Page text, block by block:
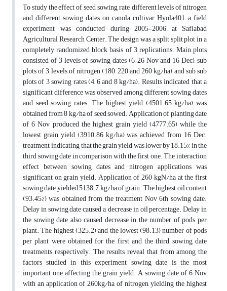
To study the effect of seed sowing rate, different levels of nitrogen
and different sowing dates on canola cultivar Hyola401, a field
experiment was conducted during 2005-2006 at Safiabad
Agricultural Research Center. The design was a split split plot in a
completely randomized block basis of 3 replications. Main plots
consisted of 3 levels of sowing dates (6, 26 Nov and 16 Dec), sub
plots of 3 levels of nitrogen (180, 220 and 260 kg/ha) and sub sub
plots of 3 sowing rates (4, 6 and 8 kg/ha). Results indicated that a
significant difference was observed among different sowing dates
and seed sowing rates. The highest yield (4501.65 kg/ha) was
obtained from 8 kg/ha of seed sowed. Application of planting date
of 6 Nov, produced the highest grain yield (4777.65) while the
lowest grain yield (3910.86 kg/ha) was achieved from 16 Dec.
treatment, indicating that the grain yield was lower by 18.15% in the
third sowing date in comparison with the first one. The interaction
effect between sowing dates and nitrogen applications was
significant on grain yield. Application of 260 kgN/ha at the first
sowing date yielded 5138.7 kg/ha of grain. The highest oil content
(93.45%) was obtained from the treatment Nov 6th sowing date.
Delay in sowing date caused a, decrease in oil percentage. Delay in
the sowing date also caused decrease in the number of pods per
plant. The highest (325.2) and the lowest (98.13) number of pods
per plant were obtained for the first and the third sowing date
treatments respectively. The results reveal that from among the
factors studied in this experiment, sowing date is the most
important one affecting the grain yield. A sowing date of 6 Nov
with an application of 260kg/ha of nitrogen, yielding the highest